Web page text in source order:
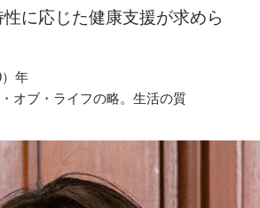
に応じた健康支援が求めら
年
オブ・ライフの略。生活の質